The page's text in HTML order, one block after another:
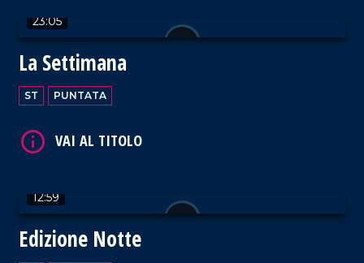
23:05
La Settimana
ST PUNTATA
12:59
Edizione Notte